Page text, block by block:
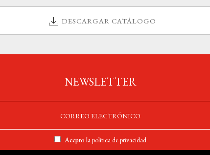
DESCARGAR CATÁLOGO
NEWSLETTER
Acepto lapolítica de privacidad